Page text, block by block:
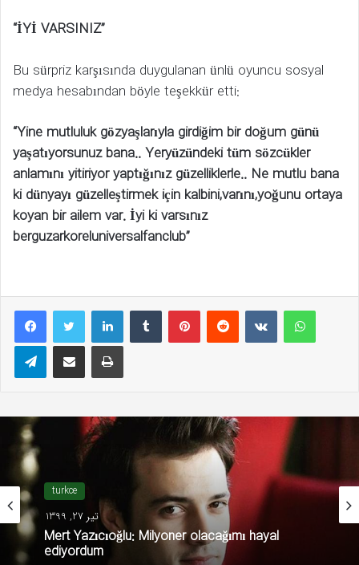
“İYİ VARSINIZ”
Bu sürpriz karşısında duygulanan ünlü oyuncu sosyal
medya hesabından böyle teşekkür etti:
“Yine mutluluk gözyaşlarıyla girdiğim bir doğum günü
yaşatıyorsunuz bana.. Yeryüzündeki tüm sözcükler
anlamını yitiriyor yaptığınız güzelliklerle.. Ne mutlu bana
ki dünyayı güzelleştirmek için kalbini,varını,yoğunu ortaya
koyan bir ailem var. İyi ki varsınız
berguzarkoreluniversalfanclub”
LinkedInTumblr PinterestReddit VKontakte
TelegramE-Posta ile paylaş Yazdır
turkce
تیر 27, 1399
Mert Yazıcıoğlu: Milyoner olacağımı hayal
ediyordum